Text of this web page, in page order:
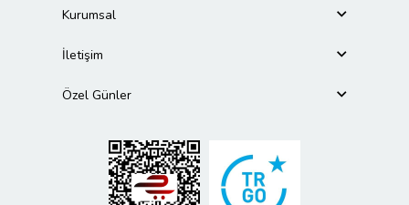
Kurumsal
İletişim
Özel Günler